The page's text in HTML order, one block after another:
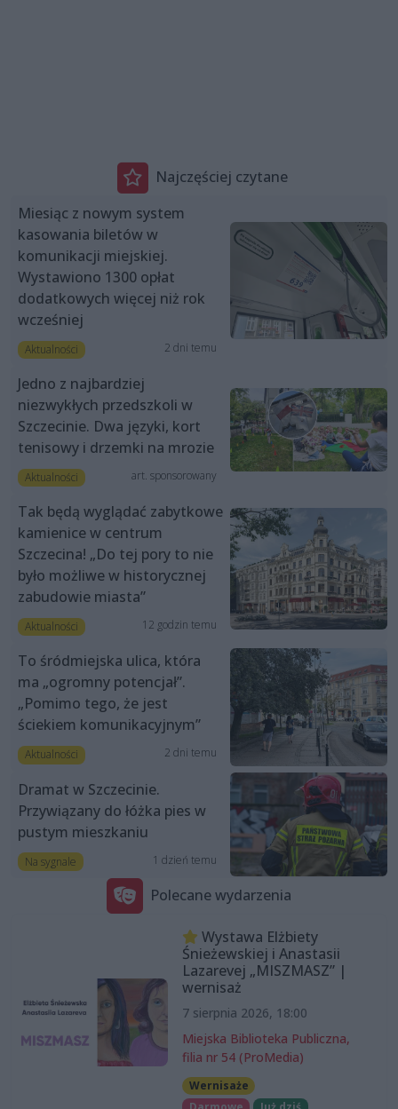
Najczęściej czytane
Miesiąc z nowym system
kasowania biletów w
komunikacji miejskiej.
Wystawiono 1300 opłat
dodatkowych więcej niż rok
wcześniej
Aktualności 2 dni temu
Jedno z najbardziej
niezwykłych przedszkoli w
Szczecinie. Dwa języki, kort
tenisowy i drzemki na mrozie
Aktualności art. sponsorowany
Tak będą wyglądać zabytkowe
kamienice w centrum
Szczecina! „Do tej pory to nie
było możliwe w historycznej
zabudowie miasta”
Aktualności 12 godzin temu
To śródmiejska ulica, która
ma „ogromny potencjał”.
„Pomimo tego, że jest
ściekiem komunikacyjnym”
Aktualności 2 dni temu
Dramat w Szczecinie.
Przywiązany do łóżka pies w
pustym mieszkaniu
Na sygnale 1 dzień temu
Polecane wydarzenia
Wystawa Elżbiety
Śnieżewskiej i Anastasii
Lazarevej „MISZMASZ” |
wernisaż
7 sierpnia 2026, 18:00
Miejska Biblioteka Publiczna,
filia nr 54 (ProMedia)
Wernisaże